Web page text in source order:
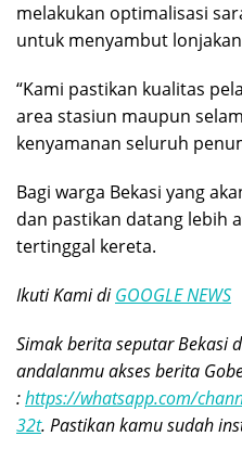
melakukan optimalisasi
untuk menyambut
“Kami pastikan kualitas
area stasiun maupun
kenyamanan seluruh
Bagi warga Bekasi yang
dan pastikan datang lebih
tertinggal kereta.
Ikuti Kami diGOOGLE NEWS
Simak berita seputar Bekasi
andalanmu akses berita
:https://whatsapp.com/
32t. Pastikan kamu sudah